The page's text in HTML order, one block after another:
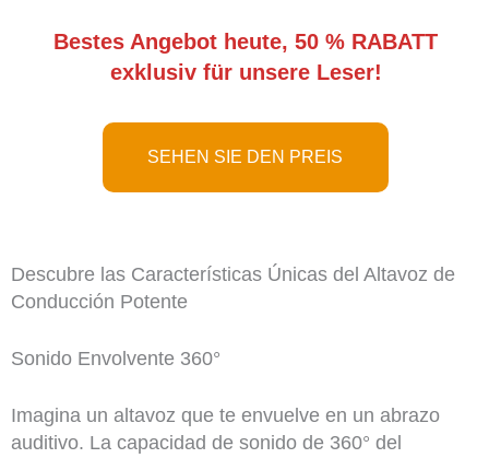
Bestes Angebot heute, 50 % RABATT
exklusiv für unsere Leser!
SEHEN SIE DEN PREIS
Descubre las Características Únicas del Altavoz de
Conducción Potente
Sonido Envolvente 360°
Imagina un altavoz que te envuelve en un abrazo
auditivo. La capacidad de sonido de 360° del